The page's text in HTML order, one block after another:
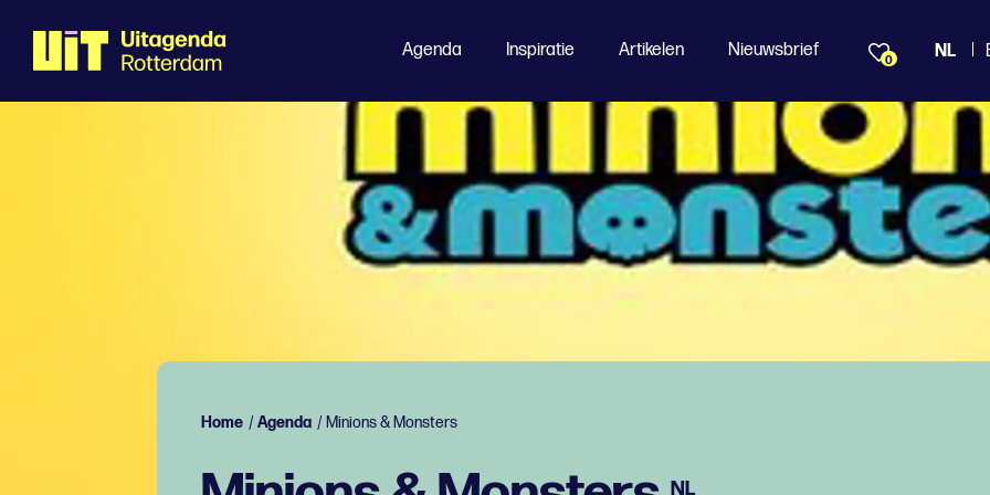
Agenda Inspiratie Artikelen Nieuwsbrief 0 NL
Home /Agenda / Minions & Monsters
NL